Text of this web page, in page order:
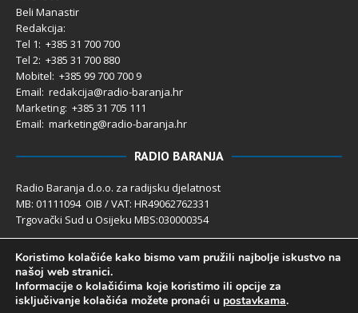
Beli Manastir
Redakcija:
Tel 1: +385 31 700 700
Tel 2: +385 31 700 880
Mobitel: +385 99 700 700 9
Email: redakcija@radio-baranja.hr
Marketing: +385 31 705 111
Email: marketing@radio-baranja.hr
RADIO BARANJA
Radio Baranja d.o.o. za radijsku djelatnost
MB: 01111094 OIB / VAT: HR49062762331
Trgovački Sud u Osijeku MBS:030000354
Temeljni kapital 2.600,00 € uplaćen u cijelosti
Poslovni račun PBZ: 2340009-1100121402
IBAN: HR4123400091100121402
Uprava društva: Ivanka Rusan
Koristimo kolačiće kako bismo vam pružili najbolje iskustvo na
našoj web stranici.
Informacije o kolačićima koje koristimo ili opcije za
isključivanje kolačića možete pronaći u postavkama.